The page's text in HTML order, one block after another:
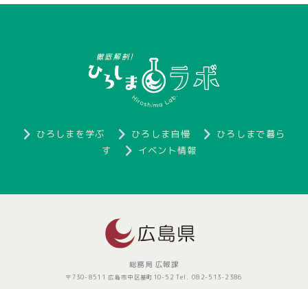
ひろしまを学ぶ ひろしま自慢
ひろしまで暮ら
す
イベント情報
総務局 広報課
〒730-8511 広島市中区基町10-52 Tel. 082-513-2386